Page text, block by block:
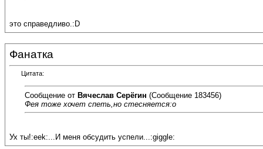
это справедливо.:D
Фанатка
Цитата:
Сообщение от Вячеслав Серёгин (Сообщение 183456)
Фея тоже хочет спеть,но стесняется:o
Ух ты!:eek:...И меня обсудить успели...:giggle: